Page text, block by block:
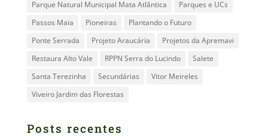
Parque Natural Municipal Mata Atlântica
Parques e UCs
Passos Maia
Pioneiras
Plantando o Futuro
Ponte Serrada
Projeto Araucária
Projetos da Apremavi
Restaura Alto Vale
RPPN Serra do Lucindo
Salete
Santa Terezinha
Secundárias
Vitor Meireles
Viveiro Jardim das Florestas
Posts recentes